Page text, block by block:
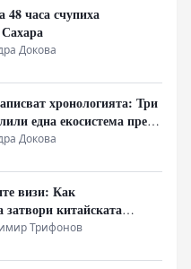
48 часа счупиха
Докова
хронологията: Три
една екосистема преди
Докова
визи: Как
затвори китайската
Трифонов